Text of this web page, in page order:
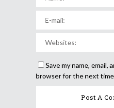
Save my name, email,
browser for the next